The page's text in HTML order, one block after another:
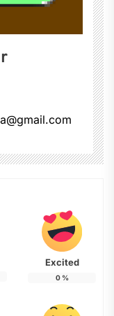
Excited
0%